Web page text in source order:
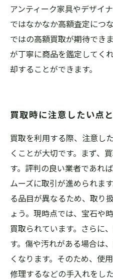
アンティーク家具やデザイ
ではなかなか高額査定につ
ではの高額買取が期待でき
が丁寧に商品を鑑定してく
却することができます。
買取時に注意したい点
買取を利用する際、注意し
くことが大切です。まず、
す。評判の良い業者であれ
ムーズに取引が進められま
る品目が異なるため、取り
ょう。現時点では、宝石や
買取られています。さらに
す。傷や汚れがある場合は
くなります。そのため、使
修理するなどの手入れをし